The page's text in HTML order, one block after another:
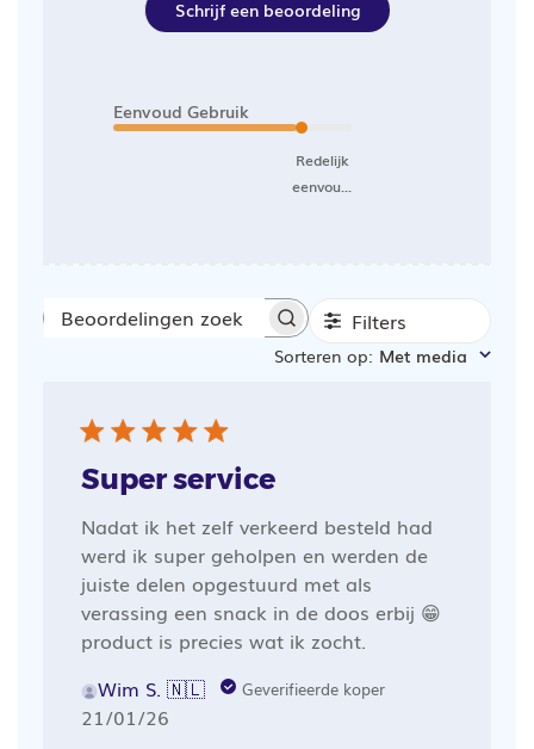
Schrijf een beoordeling
Eenvoud Gebruik
Redelijk
eenvou...
Beoordelingen
Filters
Sorteren op: Met media
Super service
Nadat ik het zelf verkeerd besteld had
werd ik super geholpen en werden de
juiste delen opgestuurd met als
verassing een snack in de doos erbij 😁
product is precies wat ik zocht.
Wim S. 🇳🇱
Geverifieerde koper
Publicatiedatum
21/01/26